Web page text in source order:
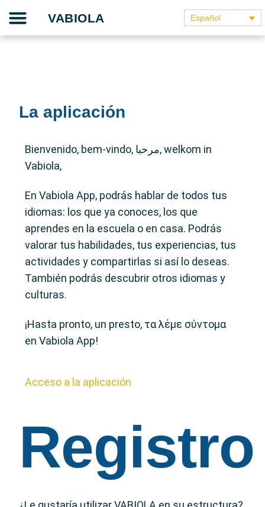
content
VABIOLA Español
La aplicación
Bienvenido, bem-vindo, مرحبا, welkom in
Vabiola,
En Vabiola App, podrás hablar de todos tus
idiomas: los que ya conoces, los que
aprendes en la escuela o en casa. Podrás
valorar tus habilidades, tus experiencias, tus
actividades y compartirlas si así lo deseas.
También podrás descubrir otros idiomas y
culturas.
¡Hasta pronto, un presto, τα λέμε σύντομα
en Vabiola App!
Acceso a la aplicación
Registro